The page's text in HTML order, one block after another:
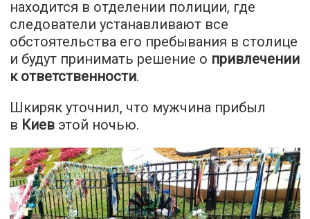
находится в отделении полиции, где
следователи устанавливают все
обстоятельства его пребывания в столице
и будут принимать решение о привлечении
к ответственности.
Шкиряк уточнил, что мужчина прибыл
в Киев этой ночью.